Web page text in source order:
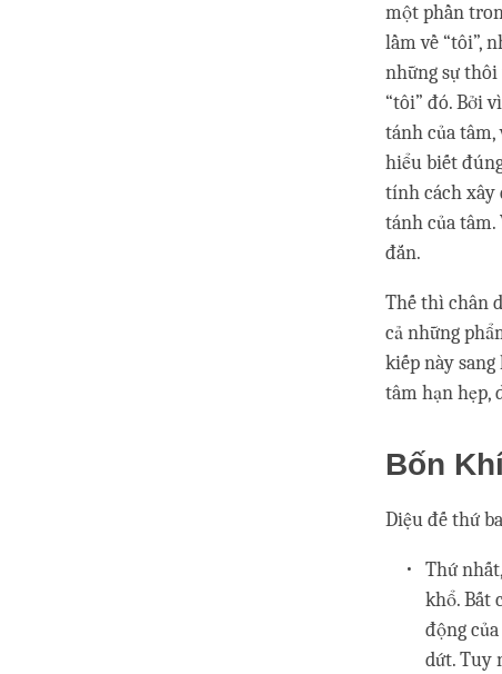
một phần
lầm về “tôi”,
những sự
“tôi” đó. Bởi
tánh của
hiểu biết
tính cách xây
tánh của
đắn.
Thế thì chân
cả những
kiếp này
tâm hạn hẹp,
Bốn
Diệu đế thứ
Thứ
khổ. Bất
động
dứt. Tuy